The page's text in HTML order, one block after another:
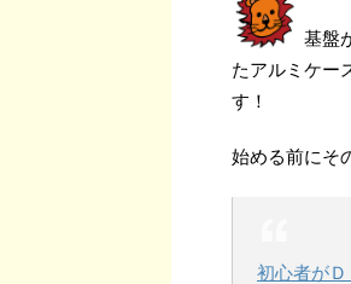
基盤
たアルミケー
す！
始める前にそ
初心者が